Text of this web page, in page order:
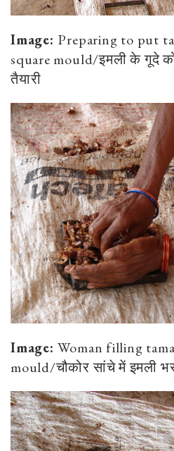
Image: Preparing to put
square mould/इमली के गूदे
तैयारी
Image:Woman filling
mould/चौकोर सांचे में इमली